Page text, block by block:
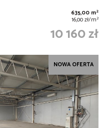
635,00 m2
16,00 zł/m2
10 160 zł
NOWA OFERTA